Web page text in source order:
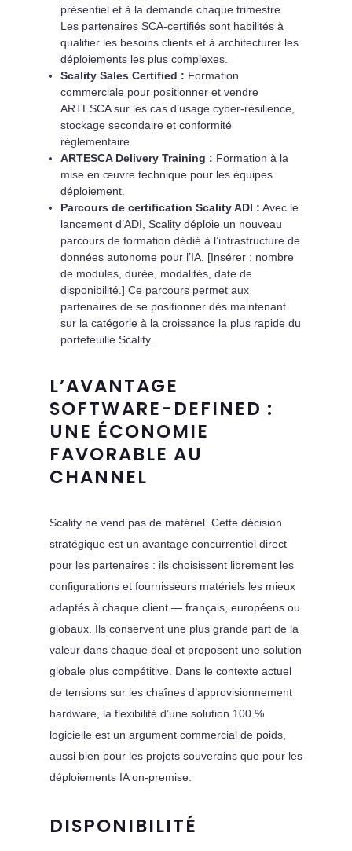
présentiel et à la demande chaque trimestre.
Les partenaires SCA-certifiés sont habilités à
qualifier les besoins clients et à architecturer les
déploiements les plus complexes.
Scality Sales Certified : Formation
commerciale pour positionner et vendre
ARTESCA sur les cas d’usage cyber-résilience,
stockage secondaire et conformité
réglementaire.
ARTESCA Delivery Training : Formation à la
mise en œuvre technique pour les équipes
déploiement.
Parcours de certification Scality ADI : Avec le
lancement d’ADI, Scality déploie un nouveau
parcours de formation dédié à l’infrastructure de
données autonome pour l’IA. [Insérer : nombre
de modules, durée, modalités, date de
disponibilité.] Ce parcours permet aux
partenaires de se positionner dès maintenant
sur la catégorie à la croissance la plus rapide du
portefeuille Scality.
L’AVANTAGE
SOFTWARE-DEFINED :
UNE ÉCONOMIE
FAVORABLE AU
CHANNEL
Scality ne vend pas de matériel. Cette décision
stratégique est un avantage concurrentiel direct
pour les partenaires : ils choisissent librement les
configurations et fournisseurs matériels les mieux
adaptés à chaque client — français, européens ou
globaux. Ils conservent une plus grande part de la
valeur dans chaque deal et proposent une solution
globale plus compétitive. Dans le contexte actuel
de tensions sur les chaînes d’approvisionnement
hardware, la flexibilité d’une solution 100 %
logicielle est un argument commercial de poids,
aussi bien pour les projets souverains que pour les
déploiements IA on-premise.
DISPONIBILITÉ